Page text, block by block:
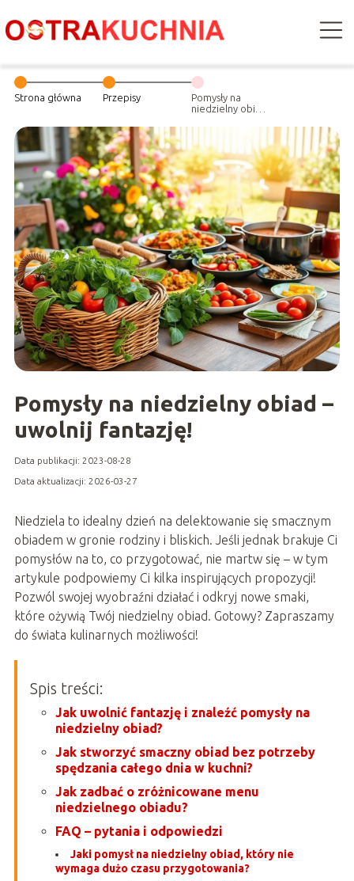
Strona główna Przepisy
Pomysły na
niedzielny obiad
Pomysły na niedzielny obiad –
uwolnij fantazję!
Data publikacji: 2023-08-28
Data aktualizacji: 2026-03-27
Niedziela to idealny dzień na delektowanie się smacznym
obiadem w gronie rodziny i bliskich. Jeśli jednak brakuje Ci
pomysłów na to, co przygotować, nie martw się – w tym
artykule podpowiemy Ci kilka inspirujących propozycji!
Pozwól swojej wyobraźni działać i odkryj nowe smaki,
które ożywią Twój niedzielny obiad. Gotowy? Zapraszamy
do świata kulinarnych możliwości!
Spis treści:
Jak uwolnić fantazję i znaleźć pomysły na
niedzielny obiad?
Jak stworzyć smaczny obiad bez potrzeby
spędzania całego dnia w kuchni?
Jak zadbać o zróżnicowane menu
niedzielnego obiadu?
FAQ – pytania i odpowiedzi
Jaki pomysł na niedzielny obiad, który nie
wymaga dużo czasu przygotowania?